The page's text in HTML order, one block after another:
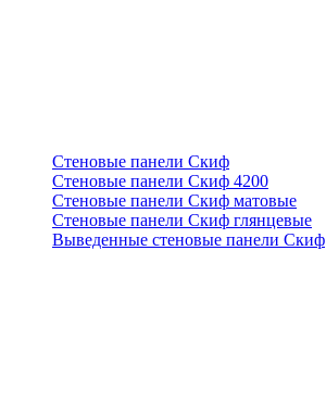
Стеновые панели Скиф
Стеновые панели Скиф 4200
Стеновые панели Скиф матовые
Стеновые панели Скиф глянцевые
Выведенные стеновые панели Скиф